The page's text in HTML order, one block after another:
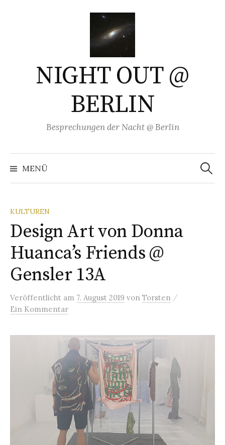
NIGHT OUT @
BERLIN
Besprechungen der Nacht @ Berlin
MENÜ
Suchen
nach:
KULTUREN
Design Art von Donna
Huanca’s Friends @
Gensler 13A
Veröffentlicht am 7. August 2019 von Torsten /
Ein Kommentar